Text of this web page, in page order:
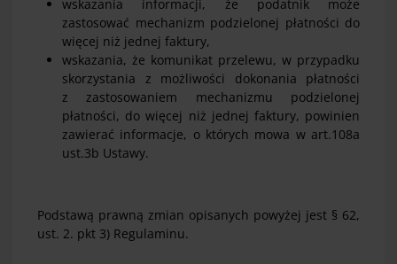
wskazania informacji, że podatnik może
zastosować mechanizm podzielonej płatności do
więcej niż jednej faktury,
wskazania, że komunikat przelewu, w przypadku
skorzystania z możliwości dokonania płatności
z zastosowaniem mechanizmu podzielonej
płatności, do więcej niż jednej faktury, powinien
zawierać informacje, o których mowa w art.108a
ust.3b Ustawy.
Podstawą prawną zmian opisanych powyżej jest § 62,
ust. 2. pkt 3) Regulaminu.